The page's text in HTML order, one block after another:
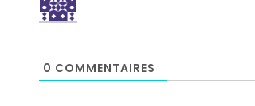
0 COMMENTAIRES